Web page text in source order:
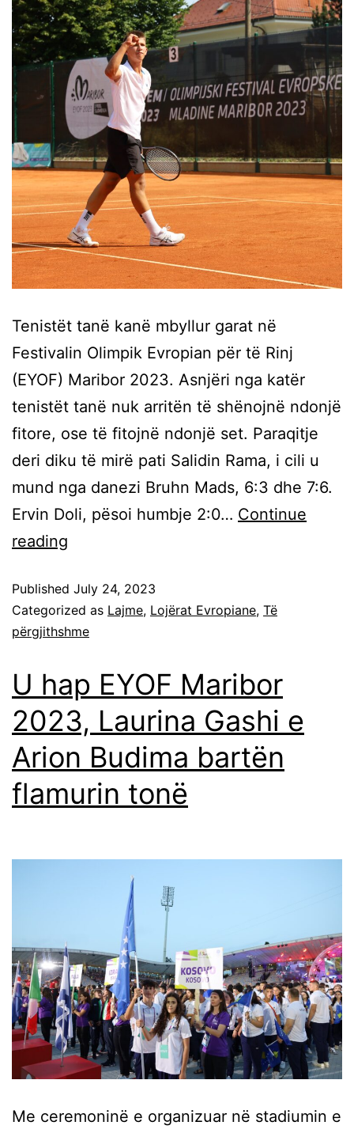
Tenistët tanë kanë mbyllur garat në
Festivalin Olimpik Evropian për të Rinj
(EYOF) Maribor 2023. Asnjëri nga katër
tenistët tanë nuk arritën të shënojnë ndonjë
fitore, ose të fitojnë ndonjë set. Paraqitje
deri diku të mirë pati Salidin Rama, i cili u
mund nga danezi Bruhn Mads, 6:3 dhe 7:6.
Ervin Doli, pësoi humbje 2:0… Continue
reading
Published July 24, 2023
Categorized as Lajme, Lojërat Evropiane, Të
përgjithshme
U hap EYOF Maribor
2023, Laurina Gashi e
Arion Budima bartën
flamurin tonë
Me ceremoninë e organizuar në stadiumin e